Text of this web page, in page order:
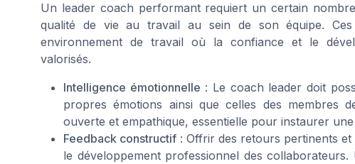
Un leader coach performant requiert un certain
qualité de vie au travail au sein de son équipe.
environnement de travail où la confiance et le
valorisés.
Intelligence émotionnelle : Le coach leader doit
propres émotions ainsi que celles des membres
ouverte et empathique, essentielle pour instaurer
Feedback constructif : Offrir des retours pertinents
le développement professionnel des